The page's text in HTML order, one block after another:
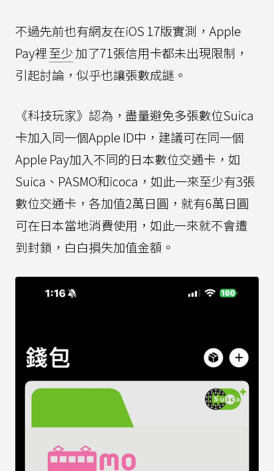
不過先前也有網友在iOS 17版實測，Apple
Pay裡至少加了71張信用卡都未出現限制，
引起討論，似乎也讓張數成謎。
《科技玩家》認為，盡量避免多張數位Suica
卡加入同一個Apple ID中，建議可在同一個
Apple Pay加入不同的日本數位交通卡，如
Suica、PASMO和icoca，如此一來至少有3張
數位交通卡，各加值2萬日圓，就有6萬日圓
可在日本當地消費使用，如此一來就不會遭
到封鎖，白白損失加值金額。